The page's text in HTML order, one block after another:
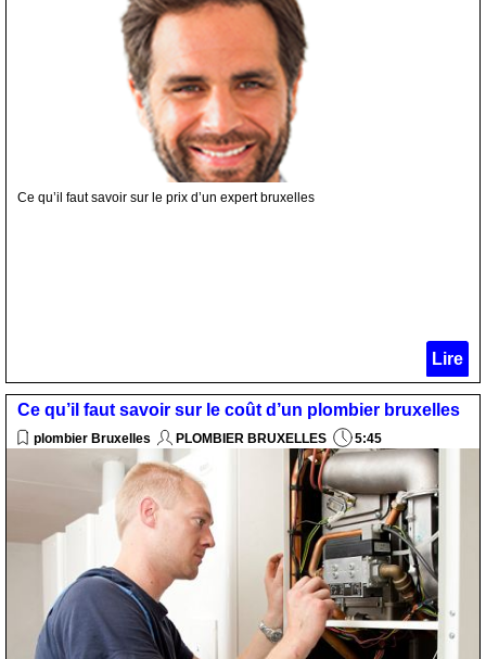
Ce qu’il faut savoir sur le prix d’un expert bruxelles
Lire
Ce qu’il faut savoir sur le coût d’un plombier bruxelles
plombier Bruxelles PLOMBIER BRUXELLES 5:45